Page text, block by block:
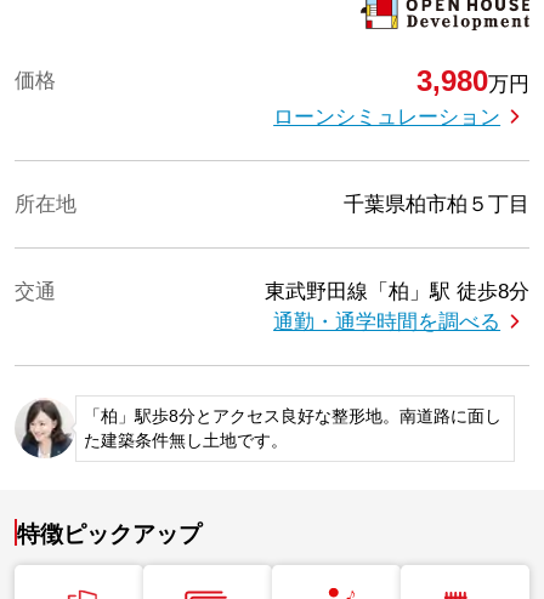
価格 3,980万円
ローンシミュレーション
所在地 千葉県柏市柏５丁目
交通 東武野田線「柏」駅 徒歩8分
通勤・通学時間を調べる
「柏」駅歩8分とアクセス良好な整形地。南道路に面し
た建築条件無し土地です。
特徴ピックアップ